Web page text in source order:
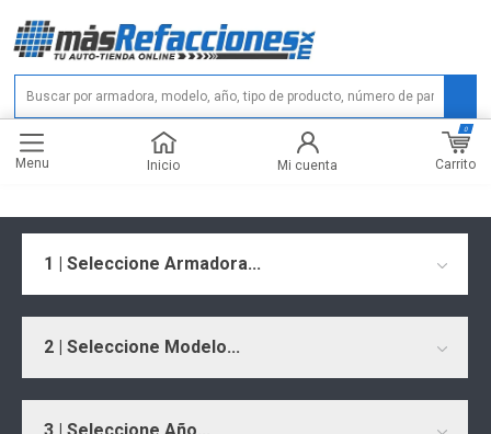
Menu Inicio Mi cuenta Carrito
0
1 | Seleccione Armadora...
2 | Seleccione Modelo...